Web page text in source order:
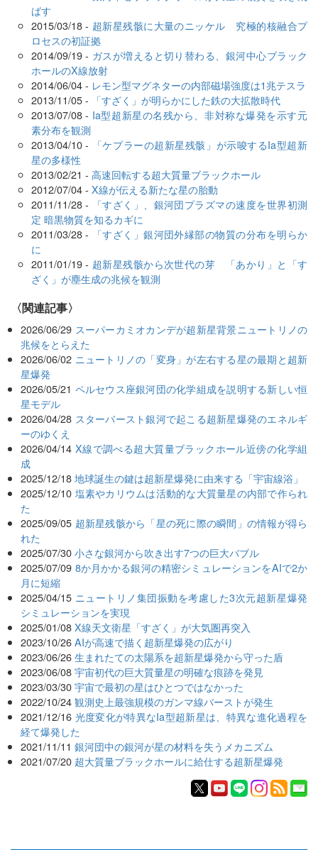
ばす
2015/03/18 - 超新星残骸に大量のニッケル 究極的核融合プ
ロセスの初証拠
2014/09/19 - ガスが増えると切り替わる、銀河中心ブラック
ホールのX線放射
2014/06/04 - レモン型マグネターの内部磁場強度は1兆テスラ
2013/11/05 -
「すざく」が明らかにした鉄の大拡散時代
2013/07/08 - Ia型超新星の名残から、非対称な爆発を示す元
素分布を観測
2013/04/10 -
「ケプラーの超新星残骸」が示唆するIa型超新
星の多様性
2013/02/21 - 高速回転する超大質量ブラックホール
2012/07/04 - X線が伝える新たな星の胎動
2011/11/28 -
「すざく」、銀河団プラズマの速度を世界初測
定 暗黒物質を知るカギに
2011/03/28 -
「すざく」銀河団外縁部の物質の分布を明らか
に
2011/01/19 - 超新星残骸から次世代の芽 「あかり」と「す
ざく」が塵生成の兆候を観測
関連記事
2026/06/29 スーパーカミオカンデが超新星背景ニュートリノの
兆候をとらえた
2026/06/02 ニュートリノの「変身」が左右する星の最期と超新
星爆発
2026/05/21 ペルセウス座銀河団の化学組成を説明する新しい恒
星モデル
2026/04/28 スターバースト銀河で起こる超新星爆発のエネルギ
ーのゆくえ
2026/04/14 X線で調べる超大質量ブラックホール近傍の化学組
成
2025/12/18 地球誕生の鍵は超新星爆発に由来する「宇宙線浴」
2025/12/10 塩素やカリウムは活動的な大質量星の内部で作られ
た
2025/09/05 超新星残骸から「星の死に際の瞬間」の情報が得ら
れた
2025/07/30 小さな銀河から吹き出す7つの巨大バブル
2025/07/09 8か月かかる銀河の精密シミュレーションをAIで2か
月に短縮
2025/04/15 ニュートリノ集団振動を考慮した3次元超新星爆発
シミュレーションを実現
2025/01/08 X線天文衛星「すざく」が大気圏再突入
2023/10/26 AIが高速で描く超新星爆発の広がり
2023/06/26 生まれたての太陽系を超新星爆発から守った盾
2023/06/08 宇宙初代の巨大質量星の明確な痕跡を発見
2023/03/30 宇宙で最初の星はひとつではなかった
2022/10/24 観測史上最強規模のガンマ線バーストが発生
2021/12/16 光度変化が特異なIa型超新星は、特異な進化過程を
経て爆発した
2021/11/11 銀河団中の銀河が星の材料を失うメカニズム
2021/07/20 超大質量ブラックホールに給仕する超新星爆発